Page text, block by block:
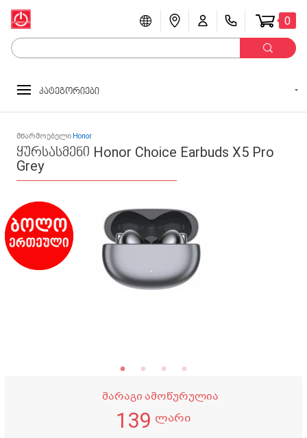
0
კატეგორიები
მწარმოებელი Honor
ყურსასმენი Honor Choice Earbuds X5 Pro
Grey
მარაგი ამოწურულია
139 ლარი